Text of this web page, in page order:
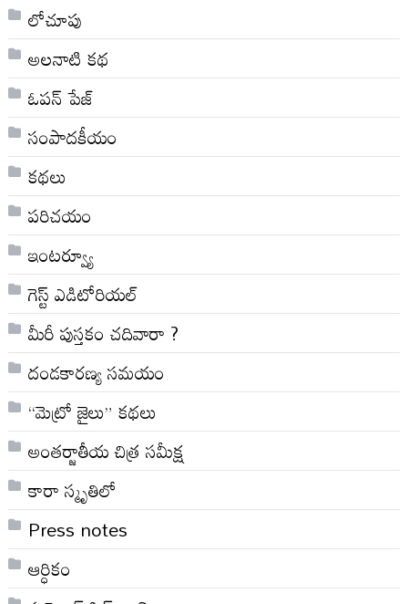
లోచూపు
అల‌నాటి క‌థ‌
ఓపన్ పేజ్
సంపాదకీయం
కథలు
పరిచయం
ఇంటర్వ్యూ
గెస్ట్ ఎడిటోరియల్
మీరీ పుస్తకం చదివారా ?
దండకారణ్య సమయం
“మెట్రో జైలు” కథలు
అంతర్జాతీయ చిత్ర సమీక్ష
కారా స్మృతిలో
Press notes
ఆర్ధికం